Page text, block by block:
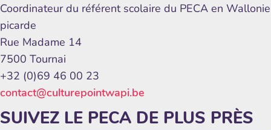
Coordinateur du référent scolaire du PECA en Wallonie
picarde
Rue Madame 14
7500 Tournai
+32 (0)69 46 00 23
contact@culturepointwapi.be
SUIVEZ LE PECA DE PLUS PRÈS